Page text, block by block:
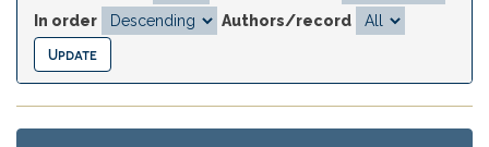
In order
Authors/record